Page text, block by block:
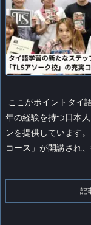
ここがポイントタイ
年の経験を持つ日本
ンを提供しています
コース」が開講され
記